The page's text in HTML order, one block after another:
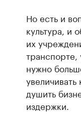
Но есть и
культура, и
их
нужно
душить
издержки.